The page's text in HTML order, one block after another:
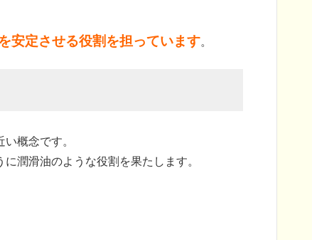
安定させる役割を担っています。
概念です。
潤滑油のような役割を果たします。